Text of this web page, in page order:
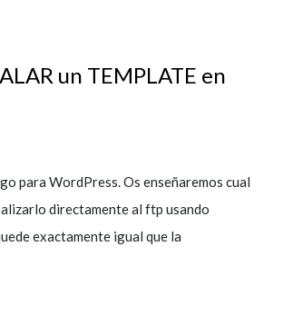
un TEMPLATE en
para WordPress. Os enseñaremos cual
directamente al ftp usando
exactamente igual que la